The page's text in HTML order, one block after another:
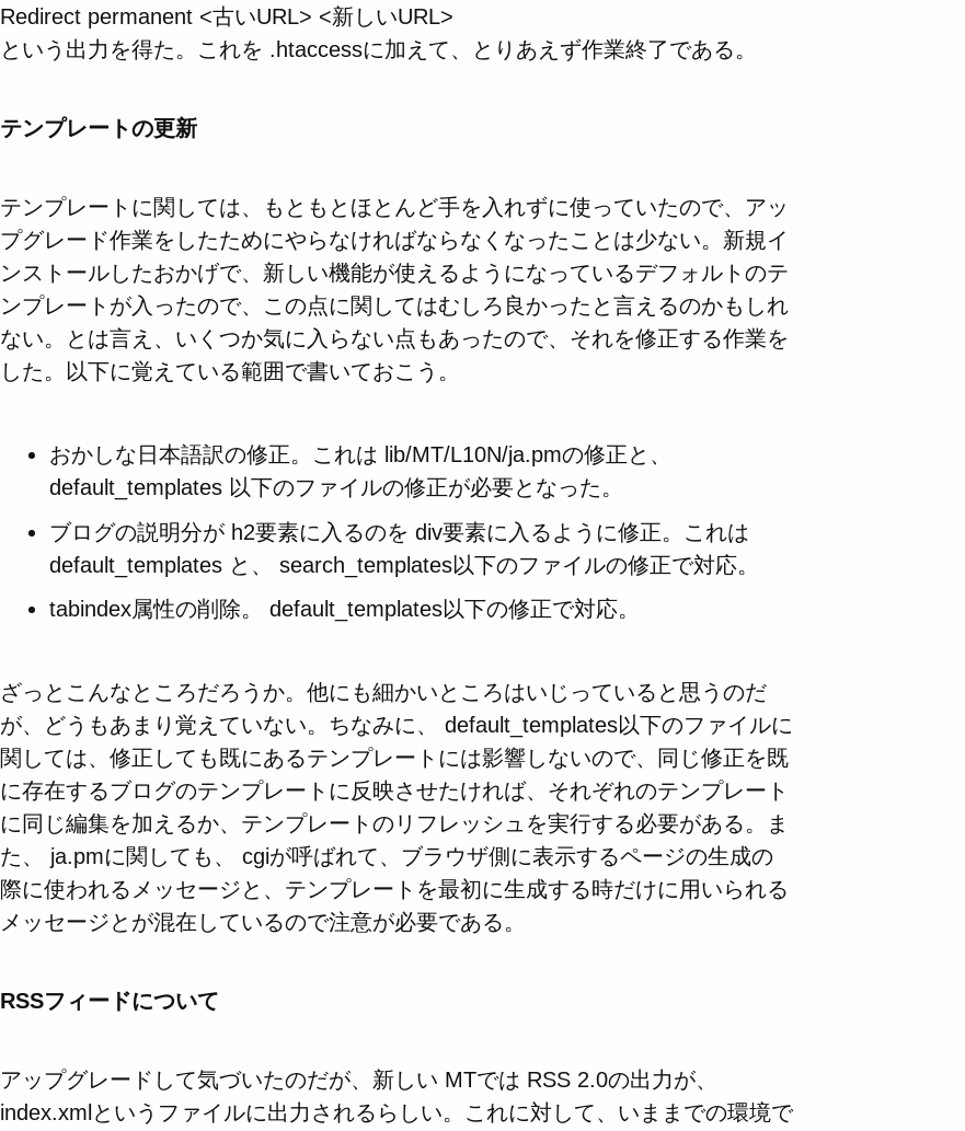
Redirect permanent <古いURL> <新しいURL>
という出力を得た。これを .htaccessに加えて、とりあえず作業終了である。
テンプレートの更新
テンプレートに関しては、もともとほとんど手を入れずに使っていたので、アッ
プグレード作業をしたためにやらなければならなくなったことは少ない。新規イ
ンストールしたおかげで、新しい機能が使えるようになっているデフォルトのテ
ンプレートが入ったので、この点に関してはむしろ良かったと言えるのかもしれ
ない。とは言え、いくつか気に入らない点もあったので、それを修正する作業を
した。以下に覚えている範囲で書いておこう。
おかしな日本語訳の修正。これは lib/MT/L10N/ja.pmの修正と、
default_templates 以下のファイルの修正が必要となった。
ブログの説明分が h2要素に入るのを div要素に入るように修正。これは
default_templates と、 search_templates以下のファイルの修正で対応。
tabindex属性の削除。 default_templates以下の修正で対応。
ざっとこんなところだろうか。他にも細かいところはいじっていると思うのだ
が、どうもあまり覚えていない。ちなみに、 default_templates以下のファイルに
関しては、修正しても既にあるテンプレートには影響しないので、同じ修正を既
に存在するブログのテンプレートに反映させたければ、それぞれのテンプレート
に同じ編集を加えるか、テンプレートのリフレッシュを実行する必要がある。ま
た、 ja.pmに関しても、 cgiが呼ばれて、ブラウザ側に表示するページの生成の
際に使われるメッセージと、テンプレートを最初に生成する時だけに用いられる
メッセージとが混在しているので注意が必要である。
RSSフィードについて
アップグレードして気づいたのだが、新しい MTでは RSS 2.0の出力が、
index.xmlというファイルに出力されるらしい。これに対して、いままでの環境で